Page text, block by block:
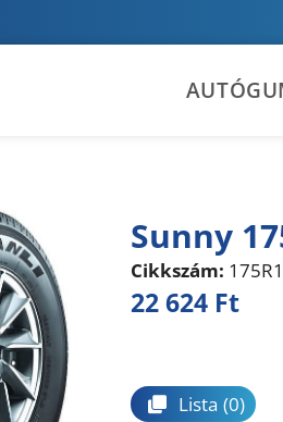
Sunny
Cikkszám:
22 624 Ft
Lista (0)